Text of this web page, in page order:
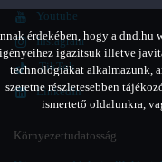
érdekében, hogy a dnd.hu
igényeihez igazítsuk illetve
technológiákat alkalmazunk,
szeretne részletesebben
ismertető oldalunkra,
Youtube
Instagram
TikTok
LinkedIn
Környezettudatosság